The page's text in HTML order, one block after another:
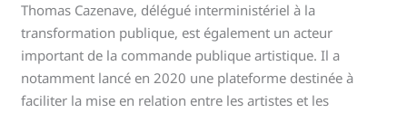
Thomas Cazenave, délégué interministériel à la
transformation publique, est également un acteur
important de la commande publique artistique. Il a
notamment lancé en 2020 une plateforme destinée à
faciliter la mise en relation entre les artistes et les